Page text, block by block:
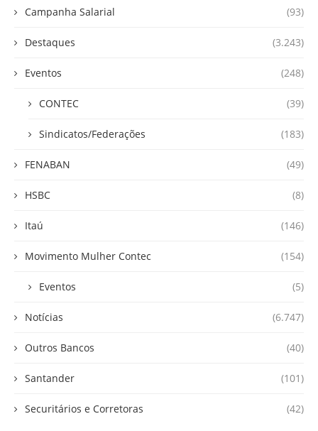
Campanha Salarial (93)
Destaques (3.243)
Eventos (248)
CONTEC (39)
Sindicatos/Federações (183)
FENABAN (49)
HSBC (8)
Itaú (146)
Movimento Mulher Contec (154)
Eventos (5)
Notícias (6.747)
Outros Bancos (40)
Santander (101)
Securitários e Corretoras (42)